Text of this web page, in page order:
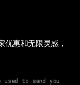
优惠和无限灵感，
to send you